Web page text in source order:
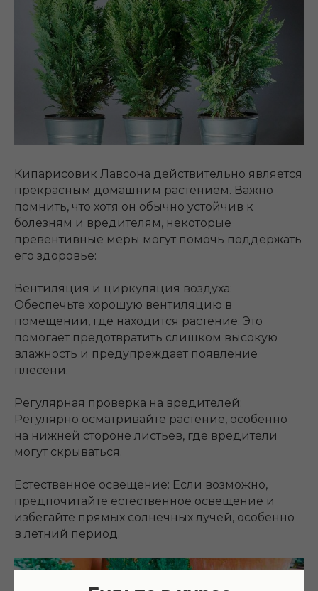
Кипарисовик Лавсона действительно является
прекрасным домашним растением. Важно
помнить, что хотя он обычно устойчив к
болезням и вредителям, некоторые
превентивные меры могут помочь поддержать
его здоровье:
Вентиляция и циркуляция воздуха:
Обеспечьте хорошую вентиляцию в
помещении, где находится растение. Это
помогает предотвратить слишком высокую
влажность и предупреждает появление
плесени.
Регулярная проверка на вредителей:
Регулярно осматривайте растение, особенно
на нижней стороне листьев, где вредители
могут скрываться.
Естественное освещение: Если возможно,
предпочитайте естественное освещение и
избегайте прямых солнечных лучей, особенно
в летний период.